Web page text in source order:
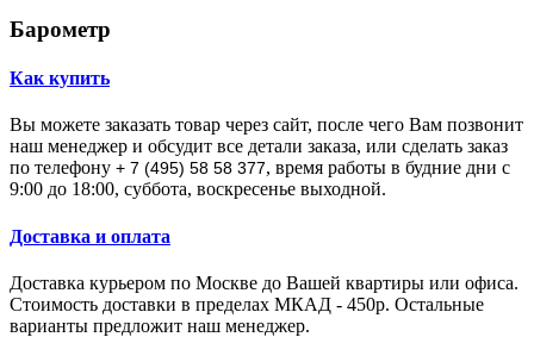
Барометр
Как купить
Вы можете заказать товар через сайт, после чего Вам позвонит
наш менеджер и обсудит все детали заказа, или сделать заказ
по телефону + 7 (495) 58 58 377, время работы в будние дни с
9:00 до 18:00, суббота, воскресенье выходной.
Доставка и оплата
Доставка курьером по Москве до Вашей квартиры или офиса.
Стоимость доставки в пределах МКАД - 450р. Остальные
варианты предложит наш менеджер.